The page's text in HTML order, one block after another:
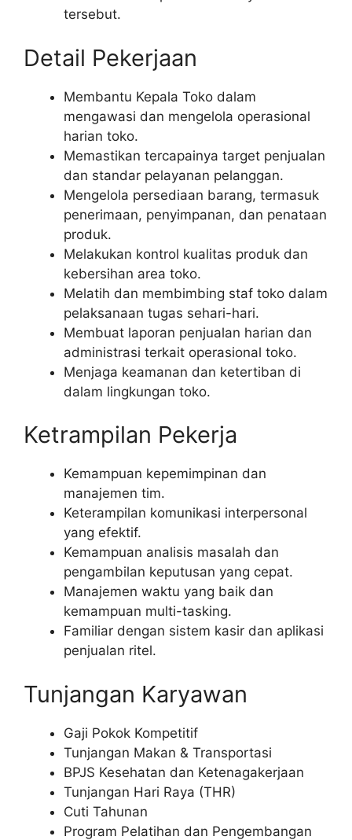
tersebut.
Detail Pekerjaan
Membantu Kepala Toko dalam
mengawasi dan mengelola operasional
harian toko.
Memastikan tercapainya target penjualan
dan standar pelayanan pelanggan.
Mengelola persediaan barang, termasuk
penerimaan, penyimpanan, dan penataan
produk.
Melakukan kontrol kualitas produk dan
kebersihan area toko.
Melatih dan membimbing staf toko dalam
pelaksanaan tugas sehari-hari.
Membuat laporan penjualan harian dan
administrasi terkait operasional toko.
Menjaga keamanan dan ketertiban di
dalam lingkungan toko.
Ketrampilan Pekerja
Kemampuan kepemimpinan dan
manajemen tim.
Keterampilan komunikasi interpersonal
yang efektif.
Kemampuan analisis masalah dan
pengambilan keputusan yang cepat.
Manajemen waktu yang baik dan
kemampuan multi-tasking.
Familiar dengan sistem kasir dan aplikasi
penjualan ritel.
Tunjangan Karyawan
Gaji Pokok Kompetitif
Tunjangan Makan & Transportasi
BPJS Kesehatan dan Ketenagakerjaan
Tunjangan Hari Raya (THR)
Cuti Tahunan
Program Pelatihan dan Pengembangan